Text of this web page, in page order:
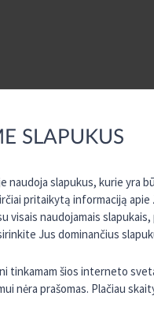
SLAPUKUS
naudoja slapukus, kurie yra
pritaikytą informaciją
visais naudojamais
Jus dominančius
tinkamam šios interneto
nėra prašomas. Plačiau